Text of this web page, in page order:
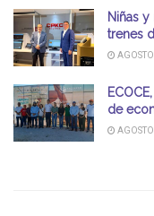
Niñas
trenes
de